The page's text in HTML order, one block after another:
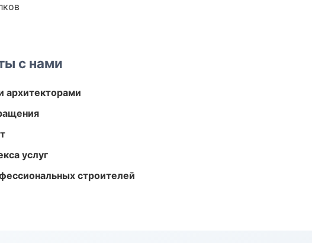
с нами
архитекторами
услуг
строителей